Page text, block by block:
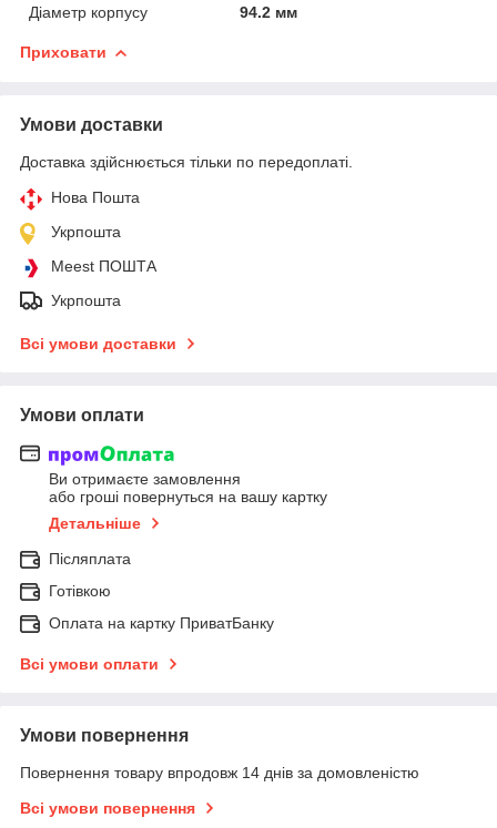
Діаметр корпусу
94.2 мм
Приховати
Умови доставки
Доставка здійснюється тільки по передоплаті.
Нова Пошта
Укрпошта
Meest ПОШТА
Укрпошта
Всі умови доставки
Умови оплати
Ви отримаєте замовлення
або гроші повернуться на вашу картку
Детальніше
Післяплата
Готівкою
Оплата на картку ПриватБанку
Всі умови оплати
Умови повернення
Повернення товару впродовж 14 днів за домовленістю
Всі умови повернення